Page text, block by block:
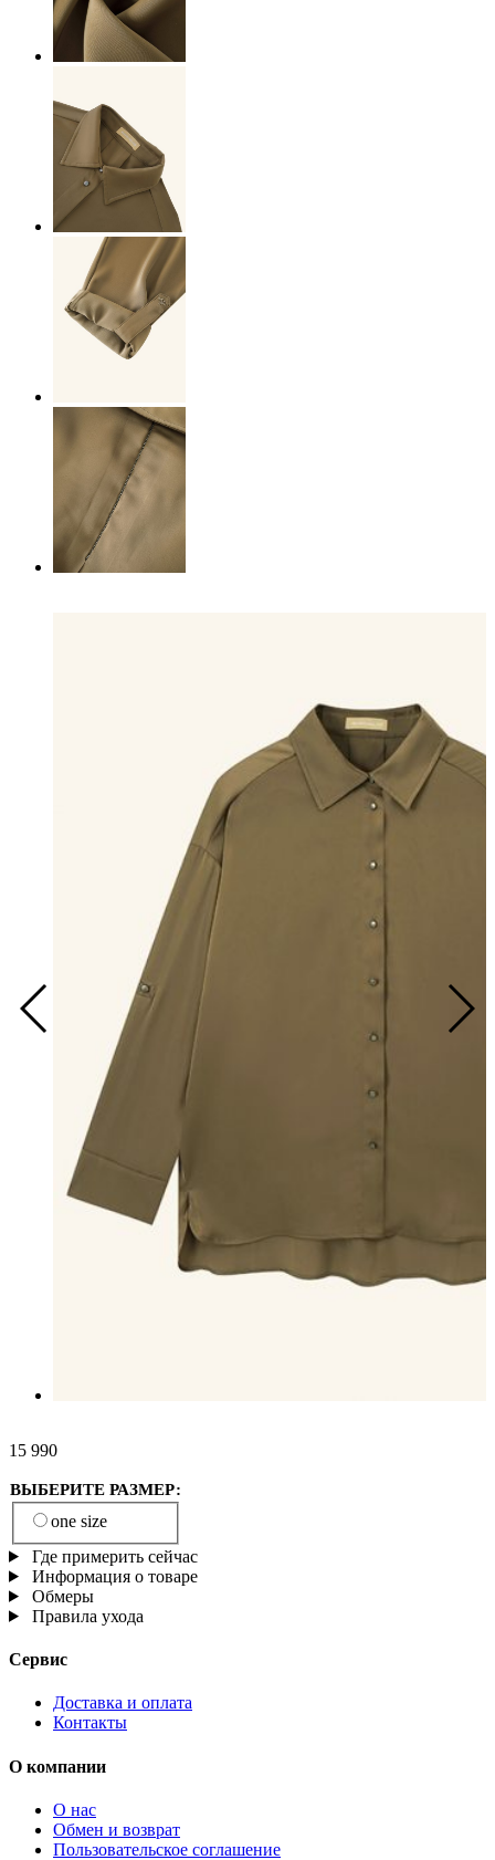
15 990
ВЫБЕРИТЕ РАЗМЕР:
one size
Где примерить сейчас
Информация о товаре
Обмеры
Правила ухода
Сервис
Доставка и оплата
Контакты
О компании
О нас
Обмен и возврат
Пользовательское соглашение